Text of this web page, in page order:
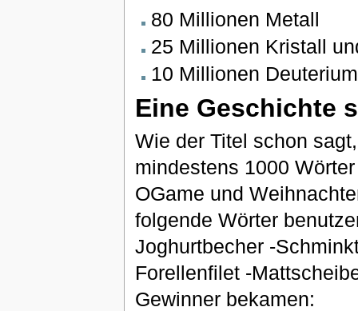
80 Millionen Metall
25 Millionen Kristall
10 Millionen Deuterium
Eine Geschichte
Wie der Titel schon
mindestens 1000
OGame und
folgende Wörter
Joghurtbecher -
Forellenfilet -
Gewinner bekamen: